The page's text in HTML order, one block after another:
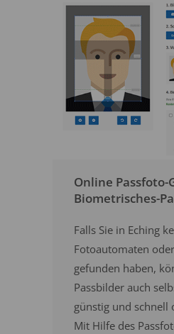
Online
Biometrisches-
Falls Sie in Eching
Fotoautomaten
gefunden haben,
Passbilder auch
günstig und schnell
Mit Hilfe des